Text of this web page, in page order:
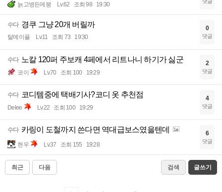
늙고병든메붕 Lv.62 조회 98 19:30
수다 경쿠 그냥 20개 버릴까
탈메이플 Lv.11 조회 73 19:30
0
댓글
수다 노칼 120퍼 주보캐 4페에서 리트나니 하기가 싫군
코이 Lv.70 조회 100 19:29
2
댓글
수다 코디템중에 택배기사?코디 옷 추천점
Delee Lv.22 조회 100 19:29
4
댓글
수다 카링이 도철까지 쓴다면 역대급보스였을텐데
현우 Lv.37 조회 155 19:28
6
댓글
최근 다음 검색 글쓰기